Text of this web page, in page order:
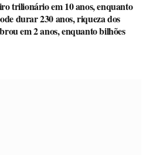
trilionário em 10 anos, enquanto
durar 230 anos, riqueza dos
em 2 anos, enquanto bilhões